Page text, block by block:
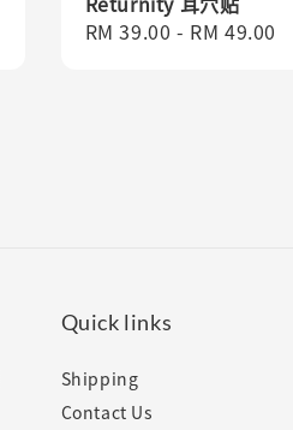
Regular
RM 39.00 - RM 49.00
Quick links
Shipping
Contact Us